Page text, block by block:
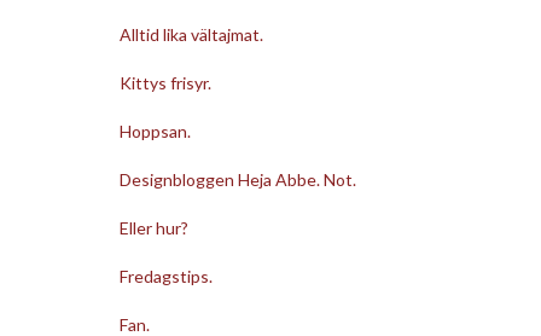
Alltid lika vältajmat.
Kittys frisyr.
Hoppsan.
Designbloggen Heja Abbe. Not.
Eller hur?
Fredagstips.
Fan.